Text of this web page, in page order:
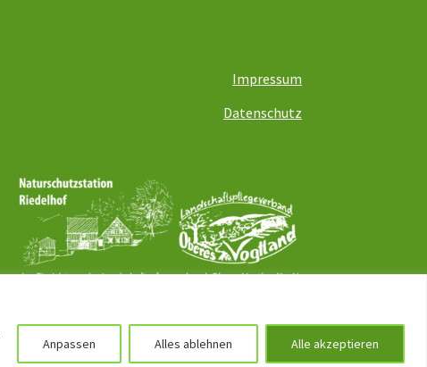
Anpassen Alles ablehnen Alle akzeptieren
Impressum
Datenschutz